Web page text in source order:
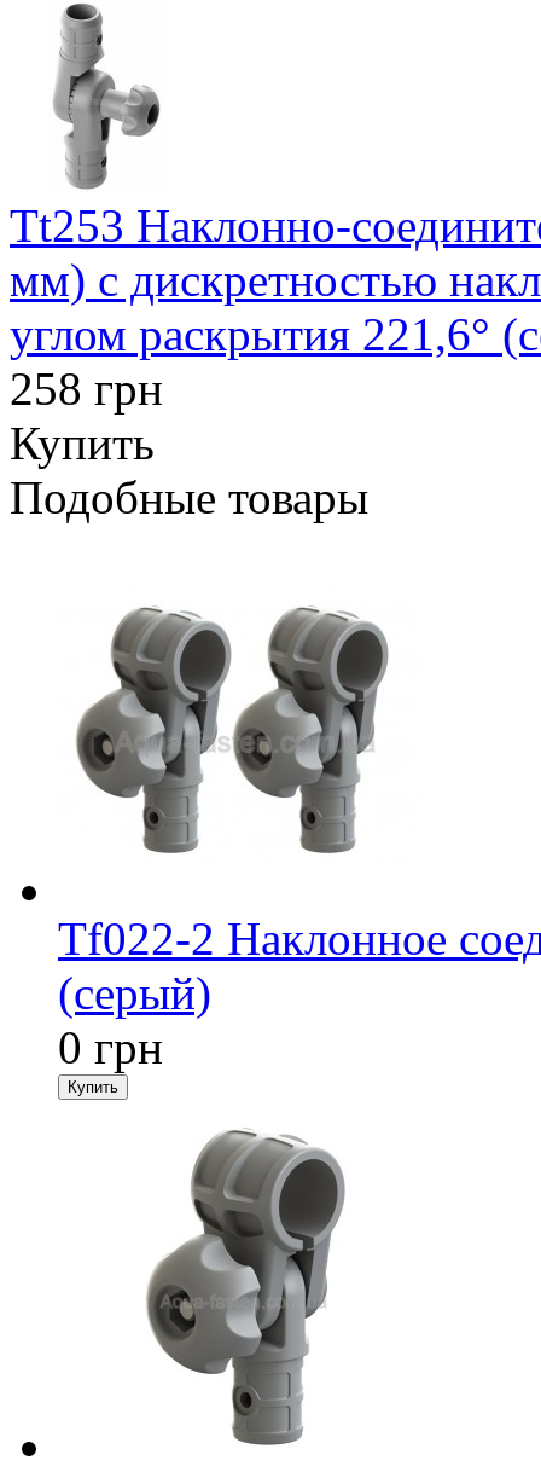
Tt253 Наклонно-
мм) с дискретностью
углом раскрытия 221,6°
258 грн
Купить
Подобные товары
Tf022-2 Наклонное
(серый)
0 грн